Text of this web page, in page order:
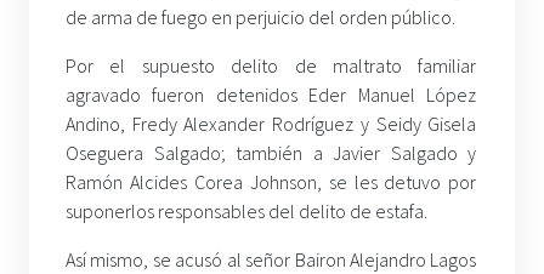
de arma de fuego en perjuicio del orden público.
Por el supuesto delito de maltrato familiar
agravado fueron detenidos Eder Manuel López
Andino, Fredy Alexander Rodríguez y Seidy Gisela
Oseguera Salgado; también a Javier Salgado y
Ramón Alcides Corea Johnson, se les detuvo por
suponerlos responsables del delito de estafa.
Así mismo, se acusó al señor Bairon Alejandro Lagos